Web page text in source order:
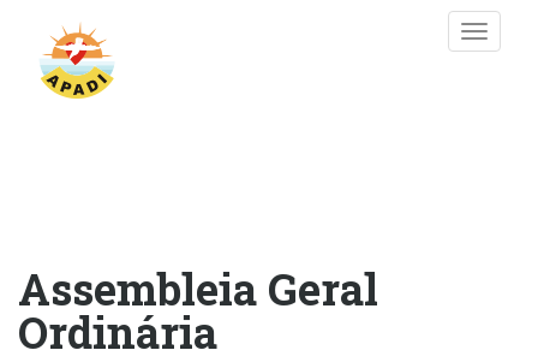
conteúdo
Toggle
Assembleia Geral
Ordinária